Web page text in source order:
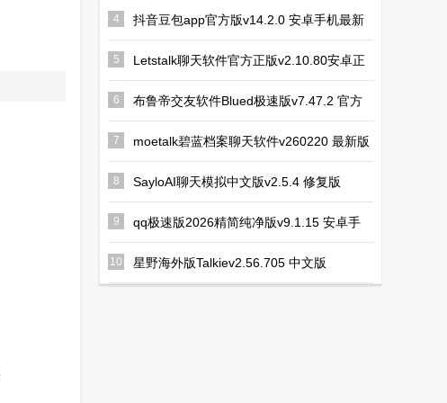
歌版
器
(GuitarTuna)
4
抖音豆包app官方版v14.2.0 安卓手机最新
版
5
Letstalk聊天软件官方正版v2.10.80安卓正
版
6
布鲁帝交友软件Blued极速版v7.47.2 官方
最新版
7 moetalk碧蓝档案聊天软件v260220 最新版
8 SayloAI聊天模拟中文版v2.5.4 修复版
9
qq极速版2026精简纯净版v9.1.15 安卓手
机版
10 星野海外版Talkiev2.56.705 中文版